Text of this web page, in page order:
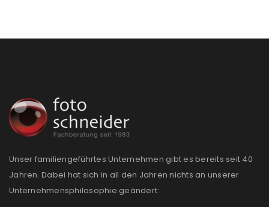
Unser familiengeführtes Unternehmen gibt es bereits seit 40
Jahren. Dabei hat sich in all den Jahren nichts an unserer
Unternehmensphilosophie geändert: